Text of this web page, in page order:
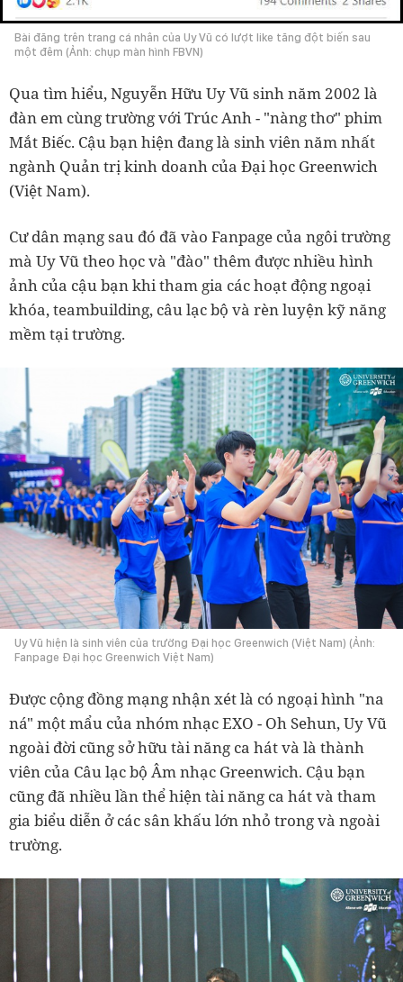
Bài đăng trên trang cá nhân của Uy Vũ có lượt like tăng đột biến sau
một đêm (Ảnh: chụp màn hình FBVN)
Qua tìm hiểu, Nguyễn Hữu Uy Vũ sinh năm 2002 là
đàn em cùng trường với Trúc Anh - "nàng thơ" phim
Mắt Biếc. Cậu bạn hiện đang là sinh viên năm nhất
ngành Quản trị kinh doanh của Đại học Greenwich
(Việt Nam).
Cư dân mạng sau đó đã vào Fanpage của ngôi trường
mà Uy Vũ theo học và "đào" thêm được nhiều hình
ảnh của cậu bạn khi tham gia các hoạt động ngoại
khóa, teambuilding, câu lạc bộ và rèn luyện kỹ năng
mềm tại trường.
Uy Vũ hiện là sinh viên của trường Đại học Greenwich (Việt Nam) (Ảnh:
Fanpage Đại học Greenwich Việt Nam)
Được cộng đồng mạng nhận xét là có ngoại hình "na
ná" một mẩu của nhóm nhạc EXO - Oh Sehun, Uy Vũ
ngoài đời cũng sở hữu tài năng ca hát và là thành
viên của Câu lạc bộ Âm nhạc Greenwich. Cậu bạn
cũng đã nhiều lần thể hiện tài năng ca hát và tham
gia biểu diễn ở các sân khấu lớn nhỏ trong và ngoài
trường.